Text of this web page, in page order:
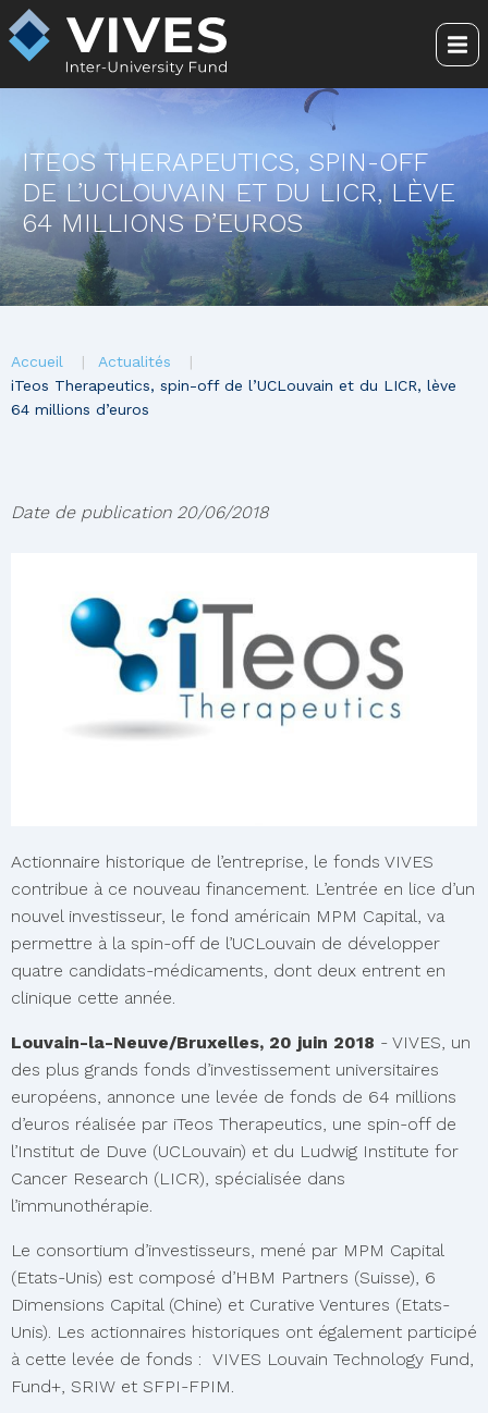
Aller
au
contenu
principal
ITEOS THERAPEUTICS, SPIN-OFF
DE L’UCLOUVAIN ET DU LICR, LÈVE
64 MILLIONS D’EUROS
You
are
here
Accueil
Actualités
iTeos Therapeutics, spin-off de l’UCLouvain et du LICR, lève
64 millions d’euros
Date de publication 20/06/2018
Actionnaire historique de l’entreprise, le fonds VIVES
contribue à ce nouveau financement. L’entrée en lice d’un
nouvel investisseur, le fond américain MPM Capital, va
permettre à la spin-off de l’UCLouvain de développer
quatre candidats-médicaments, dont deux entrent en
clinique cette année.
Louvain-la-Neuve/Bruxelles, 20 juin 2018 - VIVES, un
des plus grands fonds d’investissement universitaires
européens, annonce une levée de fonds de 64 millions
d’euros réalisée par iTeos Therapeutics, une spin-off de
l’Institut de Duve (UCLouvain) et du Ludwig Institute for
Cancer Research (LICR), spécialisée dans
l’immunothérapie.
Le consortium d’investisseurs, mené par MPM Capital
(Etats-Unis) est composé d’HBM Partners (Suisse), 6
Dimensions Capital (Chine) et Curative Ventures (Etats-
Unis). Les actionnaires historiques ont également participé
à cette levée de fonds : VIVES Louvain Technology Fund,
Fund+, SRIW et SFPI-FPIM.